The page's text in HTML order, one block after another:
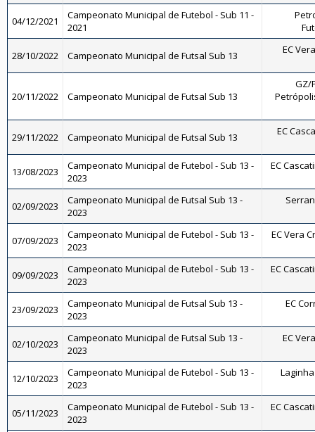
04/12/2021
Campeonato Municipal de Futebol - Sub 11 -
2021
28/10/2022 Campeonato Municipal de Futsal Sub 13 EC
20/11/2022 Campeonato Municipal de Futsal Sub 13
GZ/
29/11/2022 Campeonato Municipal de Futsal Sub 13 EC
13/08/2023
Campeonato Municipal de Futebol - Sub 13 -
2023
EC
02/09/2023
Campeonato Municipal de Futsal Sub 13 -
2023
07/09/2023
Campeonato Municipal de Futebol - Sub 13 -
2023
EC Vera
09/09/2023
Campeonato Municipal de Futebol - Sub 13 -
2023
EC
23/09/2023
Campeonato Municipal de Futsal Sub 13 -
2023
EC
02/10/2023
Campeonato Municipal de Futsal Sub 13 -
2023
EC
12/10/2023
Campeonato Municipal de Futebol - Sub 13 -
2023
Laginha
05/11/2023
Campeonato Municipal de Futebol - Sub 13 -
2023
EC